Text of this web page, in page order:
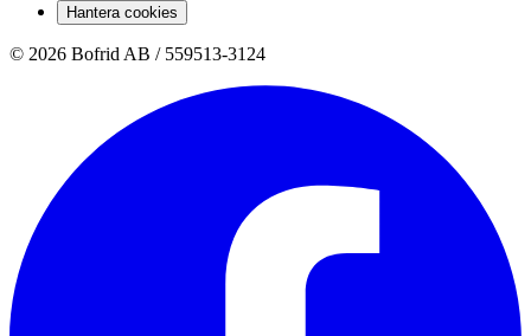
Hantera cookies
© 2026 Bofrid AB / 559513-3124